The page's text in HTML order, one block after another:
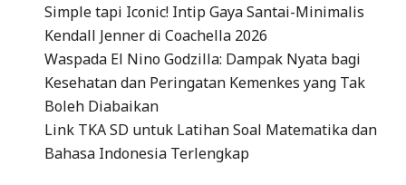
Simple tapi Iconic! Intip Gaya Santai-Minimalis
Kendall Jenner di Coachella 2026
Waspada El Nino Godzilla: Dampak Nyata bagi
Kesehatan dan Peringatan Kemenkes yang Tak
Boleh Diabaikan
Link TKA SD untuk Latihan Soal Matematika dan
Bahasa Indonesia Terlengkap